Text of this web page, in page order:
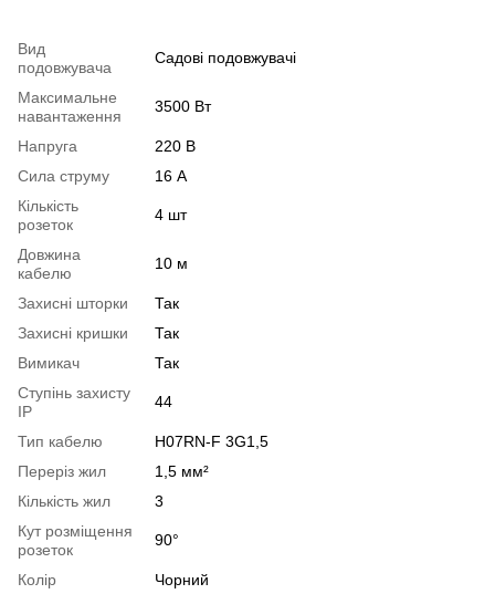
Вид
подовжувача
Садові подовжувачі
Максимальне
навантаження
3500 Вт
Напруга
220 В
Сила струму
16 А
Кількість
розеток
4 шт
Довжина
кабелю
10 м
Захисні шторки
Так
Захисні кришки
Так
Вимикач
Так
Ступінь захисту
IP
44
Тип кабелю
H07RN-F 3G1,5
Переріз жил
1,5 мм²
Кількість жил
3
Кут розміщення
розеток
90°
Колір
Чорний